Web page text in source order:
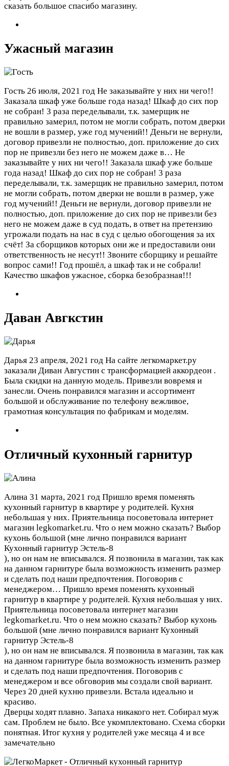
сказать большое спасибо магазину.
Ужасный магазин
Гость 26 июля, 2021 год Не заказывайте у них ни чего!!
Заказала шкаф уже больше года назад! Шкаф до сих пор
не собран! 3 раза переделывали, т.к. замерщик не
правильно замерил, потом не могли собрать, потом дверки
не вошли в размер, уже год мучений!! Деньги не вернули,
договор привезли не полностью, доп. приложение до сих
пор не привезли без него не можем даже в… Не
заказывайте у них ни чего!! Заказала шкаф уже больше
года назад! Шкаф до сих пор не собран! 3 раза
переделывали, т.к. замерщик не правильно замерил, потом
не могли собрать, потом дверки не вошли в размер, уже
год мучений!! Деньги не вернули, договор привезли не
полностью, доп. приложение до сих пор не привезли без
него не можем даже в суд подать, в ответ на претензию
угрожали подать на нас в суд с целью обогощения за их
счёт! За сборщиков которых они же и предоставили они
ответственность не несут!! Звоните сборщику и решайте
вопрос сами!! Год прошёл, а шкаф так и не собрали!
Качество шкафов ужасное, сборка безобразная!!!
Даван Авгкстин
Дарья 23 апреля, 2021 год На сайте легкомаркет.ру
заказали Диван Августин с трансформацией аккордеон .
Была скидки на данную модель. Привезли вовремя и
занесли. Очень понравился магазин и ассортимент
большой и обслуживание по телефону вежливое,
грамотная консультация по фабрикам и моделям.
Отличный кухонный гарнитур
Алина 31 марта, 2021 год Пришло время поменять
кухонный гарнитур в квартире у родителей. Кухня
небольшая у них. Приятельница посоветовала интернет
магазин legkomarket.ru. Что о нем можно сказать? Выбор
кухонь большой (мне лично понравился вариант
Кухонный гарнитур Эстель-8
), но он нам не вписывался. Я позвонила в магазин, так как
на данном гарнитуре была возможность изменить размер
и сделать под наши предпочтения. Поговорив с
менеджером… Пришло время поменять кухонный
гарнитур в квартире у родителей. Кухня небольшая у них.
Приятельница посоветовала интернет магазин
legkomarket.ru. Что о нем можно сказать? Выбор кухонь
большой (мне лично понравился вариант Кухонный
гарнитур Эстель-8
), но он нам не вписывался. Я позвонила в магазин, так как
на данном гарнитуре была возможность изменить размер
и сделать под наши предпочтения. Поговорив с
менеджером и все обговорив мы создали свой вариант.
Через 20 дней кухню привезли. Встала идеально и
красиво.
Дверцы ходят плавно. Запаха никакого нет. Собирал муж
сам. Проблем не было. Все укомплектовано. Схема сборки
понятная. Итог кухня у родителей уже месяца 4 и все
замечательно